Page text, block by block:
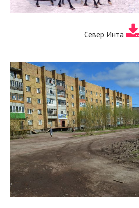
Север Инта